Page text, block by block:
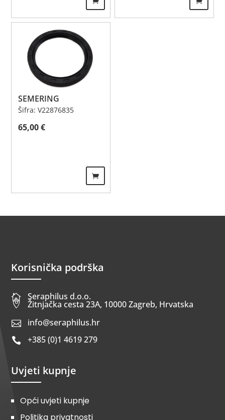
SEMERING
Šifra: V22876835
65,00€
Korisnička podrška
 Seraphilus d.o.o.
 Žitnjačka cesta 23A, 10000 Zagreb, Hrvatska
 info@seraphilus.hr
 +385 (0)1 4619 279
Uvjeti kupnje
Opći uvjeti kupnje
Politika privatnosti